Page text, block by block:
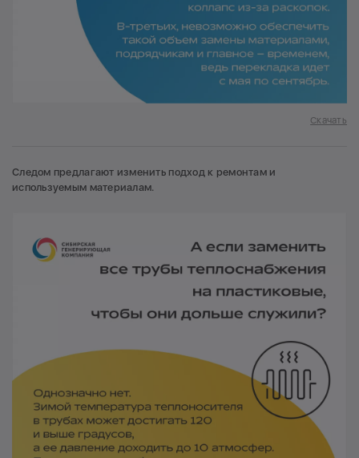
Скачать
Следом предлагают изменить подход к ремонтам и
используемым материалам.